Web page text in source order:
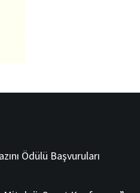
Ödülü Başvuruları